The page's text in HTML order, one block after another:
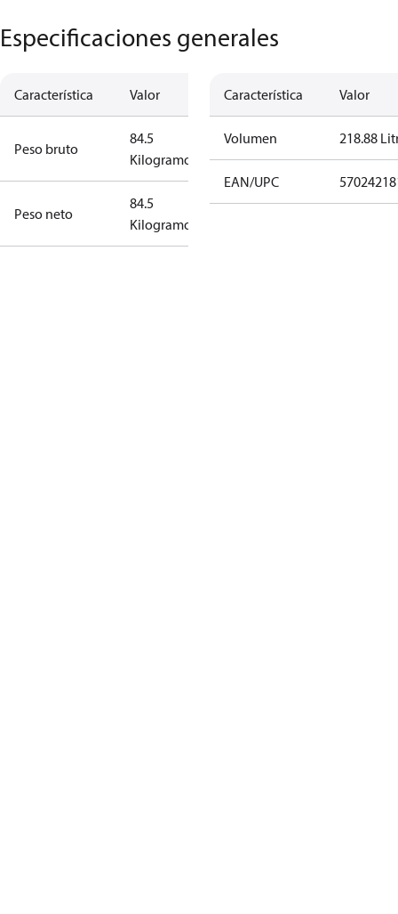
Especificaciones generales
Característica Valor
Peso bruto
84.5
Kilogramo
Peso neto
84.5
Kilogramo
Característica Valor
Volumen 218.88
EAN/UPC